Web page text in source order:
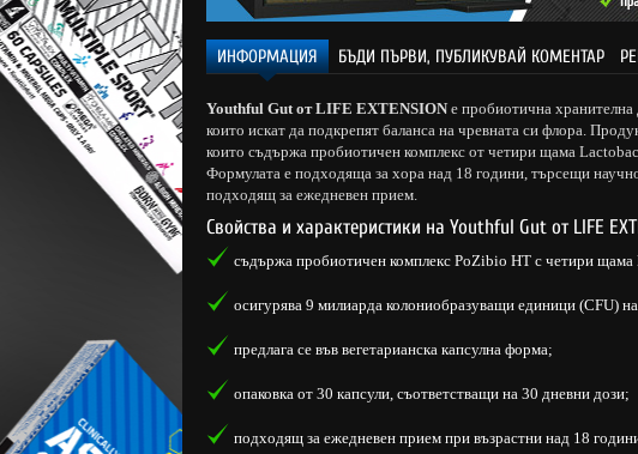
ИНФОРМАЦИЯ БЪДИ ПЪРВИ, ПУБЛИКУВАЙ КОМЕНТАР
Youthful Gut от LIFE EXTENSION е пробиотична хранителна
които искат да подкрепят баланса на чревната си флора.
които съдържа пробиотичен комплекс от четири щама
Формулата е подходяща за хора над 18 години, търсещи
подходящ за ежедневен прием.
Свойства и характеристики на Youthful Gut от LIFE
съдържа пробиотичен комплекс PoZibio HT с четири
осигурява 9 милиарда колониобразуващи единици (CFU) на
предлага се във вегетарианска капсулна форма;
опаковка от 30 капсули, съответстващи на 30 дневни дози;
подходящ за ежедневен прием при възрастни над 18